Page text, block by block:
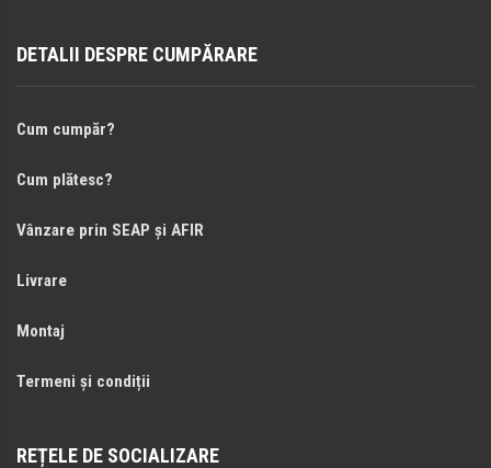
DETALII DESPRE CUMPĂRARE
Cum cumpăr?
Cum plătesc?
Vânzare prin SEAP și AFIR
Livrare
Montaj
Termeni și condiții
REȚELE DE SOCIALIZARE